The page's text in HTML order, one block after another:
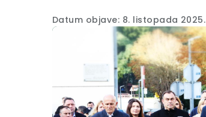
Datum objave: 8. listopada 2025.